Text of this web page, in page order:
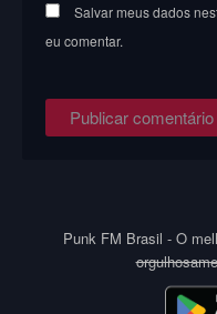
Salvar meus dados
eu comentar.
Punk FM Brasil - O